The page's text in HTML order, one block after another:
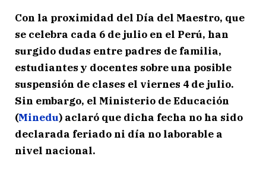
Con la proximidad del Día del Maestro, que
se celebra cada 6 de julio en el Perú, han
surgido dudas entre padres de familia,
estudiantes y docentes sobre una posible
suspensión de clases el viernes 4 de julio.
Sin embargo, el Ministerio de Educación
(Minedu) aclaró que dicha fecha no ha sido
declarada feriado ni día no laborable a
nivel nacional.